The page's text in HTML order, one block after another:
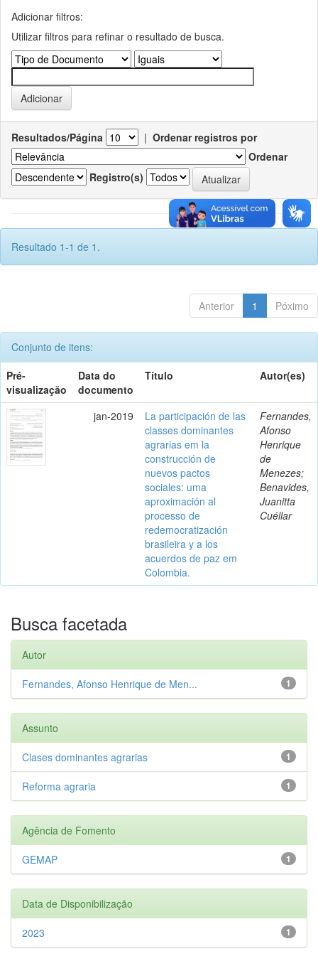
Adicionar filtros:
Utilizar filtros para refinar o resultado de busca.
Resultados/Página | Ordenar registros por
Ordenar
Registro(s)
Resultado 1-1 de 1.
Anterior 1 Póximo
Conjunto de itens:
Pré-
visualização
Data do
documento
Título Autor(es)
jan-2019
La participación de las
classes dominantes
agrarias em la
construcción de
nuevos pactos
sociales: uma
aproximación al
processo de
redemocratización
brasileira y a los
acuerdos de paz em
Colombia.
Fernandes,
Afonso
Henrique
de
Menezes;
Benavides,
Juanitta
Cuéllar
Busca facetada
Autor
1
Fernandes, Afonso Henrique de Men...
Assunto
1
Clases dominantes agrarias
1
Reforma agraria
Agência de Fomento
1
GEMAP
Data de Disponibilização
1
2023